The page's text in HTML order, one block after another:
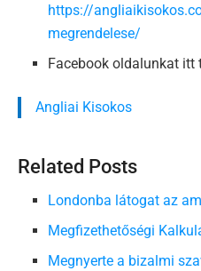
https://
megrendelese/
Facebook oldalunkat itt
Angliai Kisokos
Related Posts
Londonba látogat az
Megfizethetőségi
Megnyerte a bizalmi